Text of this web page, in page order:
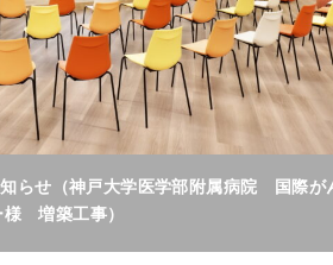
らせ（神戸大学医学部附属病院 国際が
様 増築工事）